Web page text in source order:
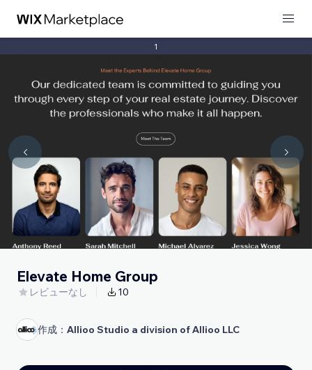
1
Elevate Home Group
レビューなし 10
作成： Allioo Studio a division of Allioo LLC